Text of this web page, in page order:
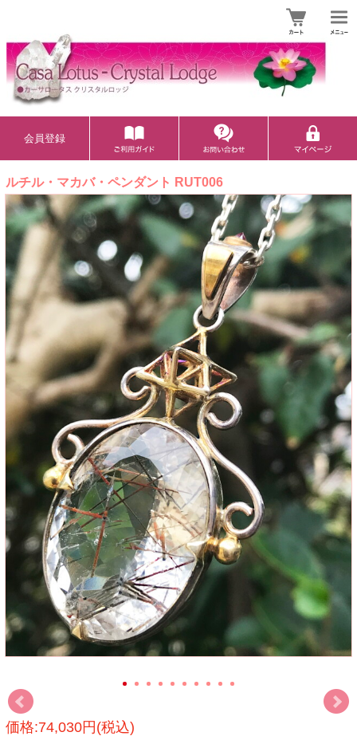
会員登録
ルチル・マカバ・ペンダント RUT006
価格:74,030円(税込)